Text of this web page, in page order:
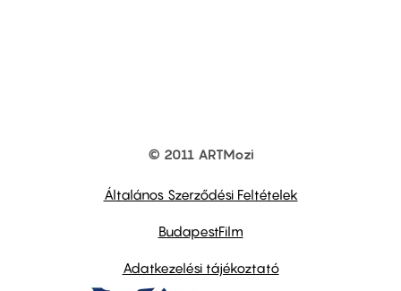
© 2011 ARTMozi
Általános Szerződési Feltételek
BudapestFilm
Adatkezelési tájékoztató